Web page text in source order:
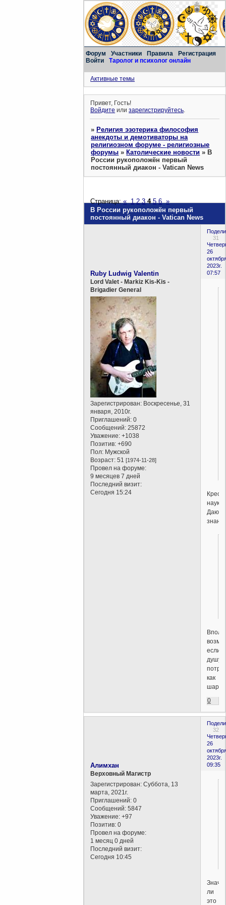
Форум Участники Правила
Регистрация
Войти
Таролог и психолог онлайн
Активные темы
Привет, Гость!
Войдите илизарегистрируйтесь.
»Религия эзотерика философия
анекдоты и демотиваторы на
религиозном форуме - религиозные
форумы »Католические новости »В
России рукоположён первый
постоянный диакон - Vatican News
В России рукоположён первый
постоянный диакон - Vatican News
Страница:« 1 2 3 4 5 6 »
31
26
2023г.
07:57
Ruby Ludwig Valentin
Lord Valet - Markiz Kis-Kis -
Brigadier General
Зарегистрирован: Воскресенье, 31
января, 2010г.
Приглашений: 0
Сообщений: 25872
Уважение: +1038
Позитив: +690
Пол: Мужской
Возраст: 51[1974-11-28]
Провел на форуме:
9 месяцев 7 дней
Последний визит:
Сегодня 15:24
Дают
если
душу
как
шар.
0
32
26
2023г.
09:35
Алимхан
Верховный Магистр
Зарегистрирован: Суббота, 13
марта, 2021г.
Приглашений: 0
Сообщений: 5847
Уважение: +97
Позитив: 0
Провел на форуме:
1 месяц 0 дней
Последний визит:
Сегодня 10:45
ли
это